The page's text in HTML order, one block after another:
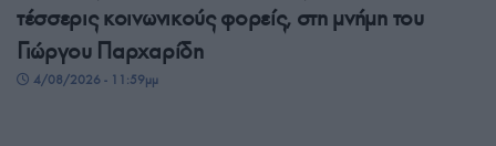
τέσσερις κοινωνικούς φορείς, στη μνήμη του
Γιώργου Παρχαρίδη
4/08/2026 - 11:59μμ